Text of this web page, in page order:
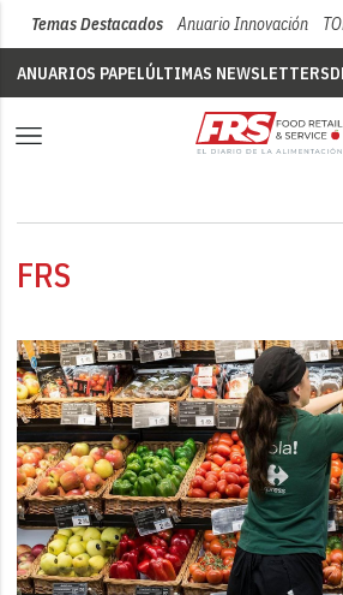
Temas Destacados Anuario Innovación
ANUARIOS PAPELÚLTIMAS NEWSLETTERS
FRS